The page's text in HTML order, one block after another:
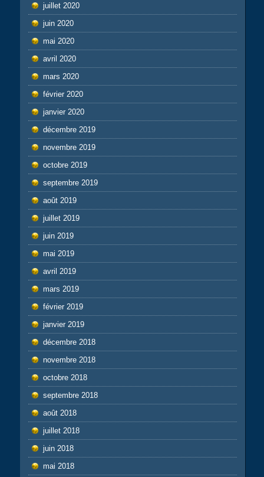
juillet 2020
juin 2020
mai 2020
avril 2020
mars 2020
février 2020
janvier 2020
décembre 2019
novembre 2019
octobre 2019
septembre 2019
août 2019
juillet 2019
juin 2019
mai 2019
avril 2019
mars 2019
février 2019
janvier 2019
décembre 2018
novembre 2018
octobre 2018
septembre 2018
août 2018
juillet 2018
juin 2018
mai 2018